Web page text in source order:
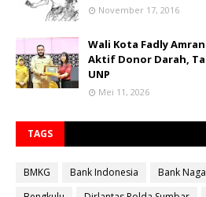
November 17, 2016
Wali Kota Fadly
Aktif Donor Darah,
UNP
Mei 11, 2026
TAGS
BMKG Bank Indonesia Bank